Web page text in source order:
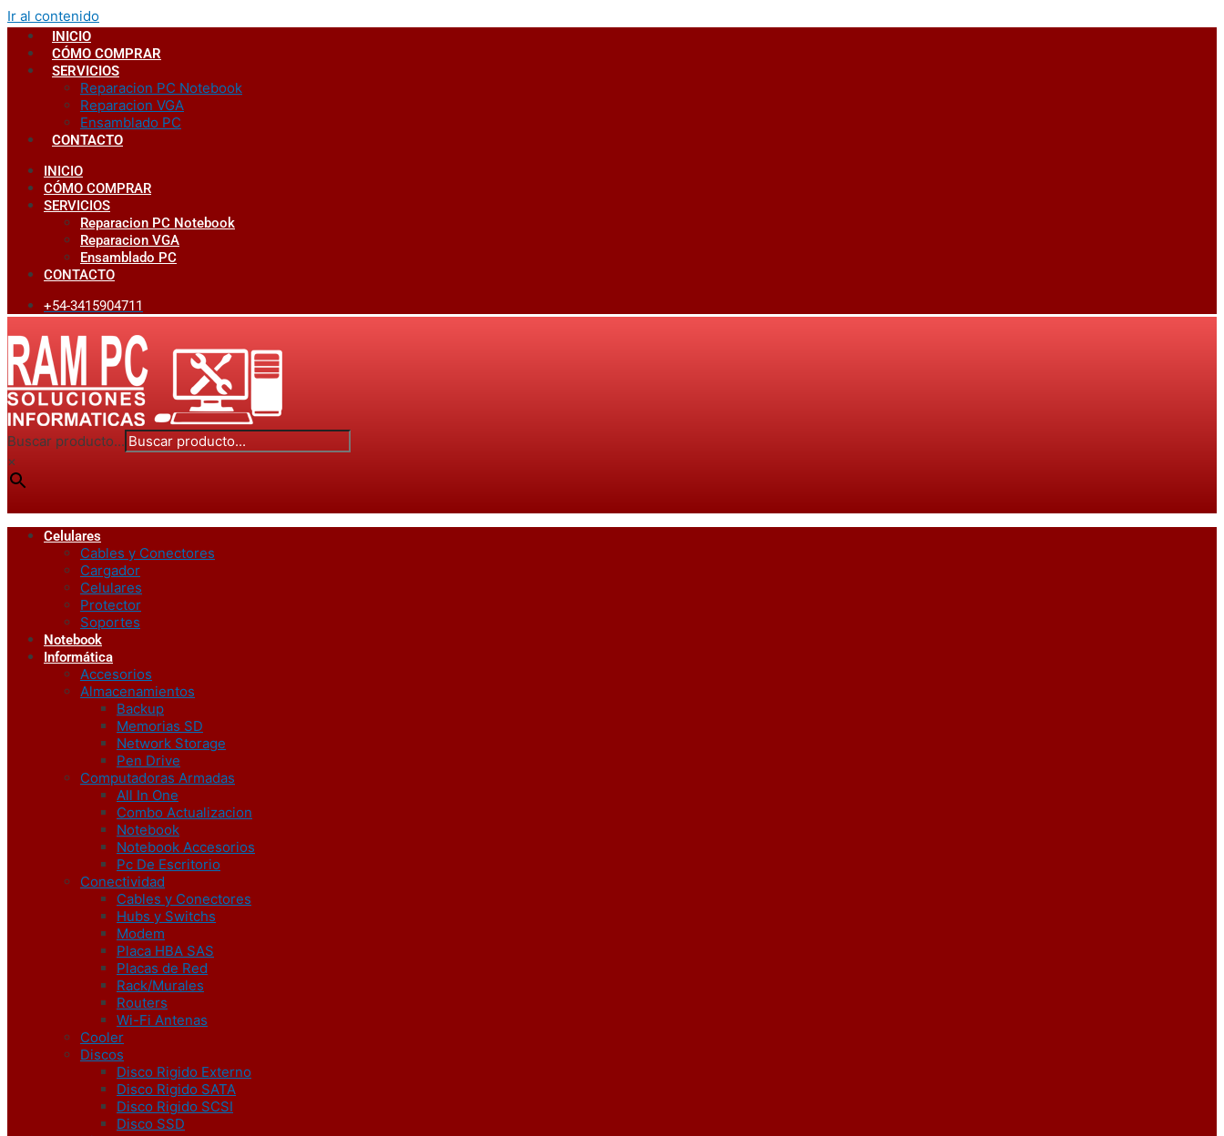
Ir al contenido
INICIO
CÓMO COMPRAR
SERVICIOS
Reparacion PC Notebook
Reparacion VGA
Ensamblado PC
CONTACTO
INICIO
CÓMO COMPRAR
SERVICIOS
Reparacion PC Notebook
Reparacion VGA
Ensamblado PC
CONTACTO
+54-3415904711
Buscar producto...
×
Celulares
Cables y Conectores
Cargador
Celulares
Protector
Soportes
Notebook
Informática
Accesorios
Almacenamientos
Backup
Memorias SD
Network Storage
Pen Drive
Computadoras Armadas
All In One
Combo Actualizacion
Notebook
Notebook Accesorios
Pc De Escritorio
Conectividad
Cables y Conectores
Hubs y Switchs
Modem
Placa HBA SAS
Placas de Red
Rack/Murales
Routers
Wi-Fi Antenas
Cooler
Discos
Disco Rigido Externo
Disco Rigido SATA
Disco Rigido SCSI
Disco SSD